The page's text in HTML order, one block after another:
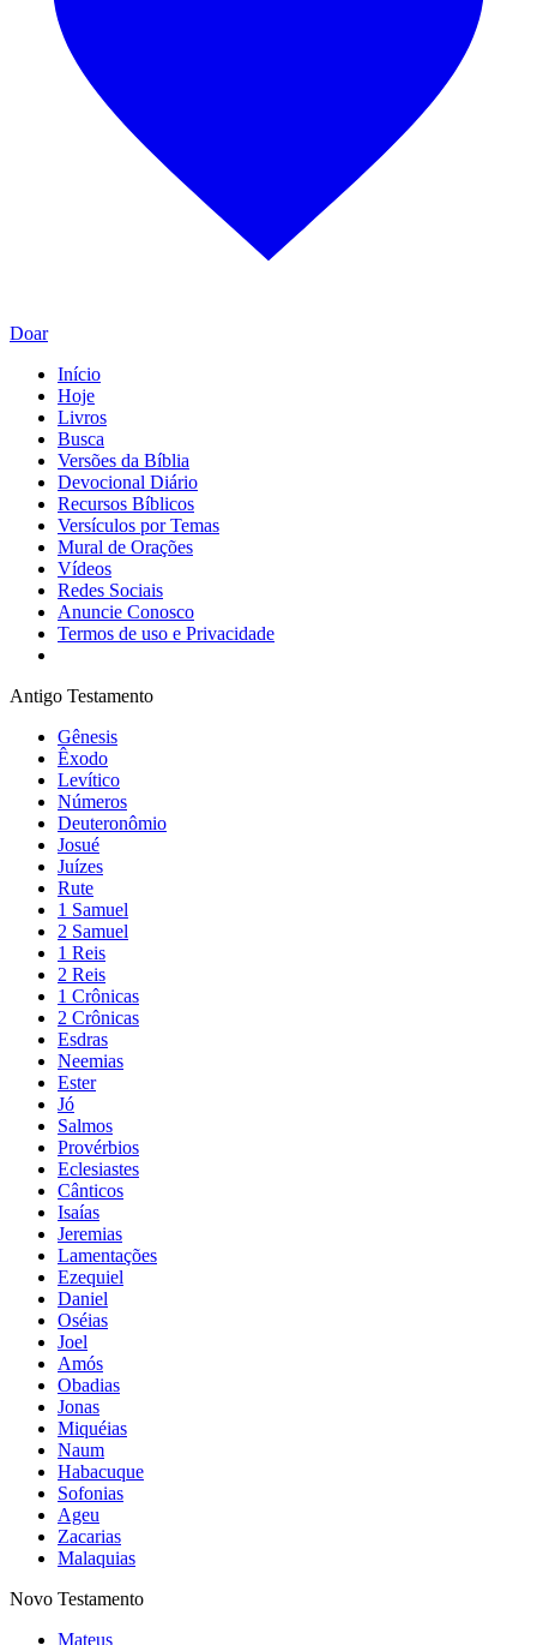
Doar
Início
Hoje
Livros
Busca
Versões da Bíblia
Devocional Diário
Recursos Bíblicos
Versículos por Temas
Mural de Orações
Vídeos
Redes Sociais
Anuncie Conosco
Termos de uso e Privacidade
Antigo Testamento
Gênesis
Êxodo
Levítico
Números
Deuteronômio
Josué
Juízes
Rute
1 Samuel
2 Samuel
1 Reis
2 Reis
1 Crônicas
2 Crônicas
Esdras
Neemias
Ester
Jó
Salmos
Provérbios
Eclesiastes
Cânticos
Isaías
Jeremias
Lamentações
Ezequiel
Daniel
Oséias
Joel
Amós
Obadias
Jonas
Miquéias
Naum
Habacuque
Sofonias
Ageu
Zacarias
Malaquias
Novo Testamento
Mateus